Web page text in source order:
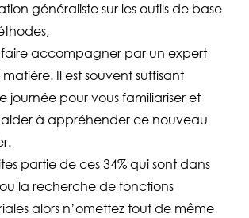
généraliste sur les outils de base
faire accompagner par un expert
Il est souvent suffisant
journée pour vous familiariser et
aider à appréhender ce nouveau
partie de ces 34% qui sont dans
la recherche de fonctions
alors n’omettez tout de même